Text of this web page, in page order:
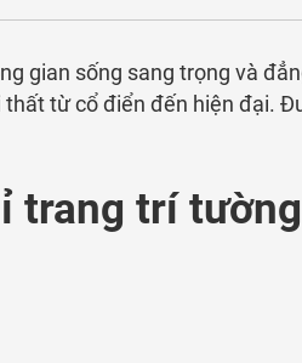
gian sống sang trọng và
từ cổ điển đến hiện đại.
trang trí